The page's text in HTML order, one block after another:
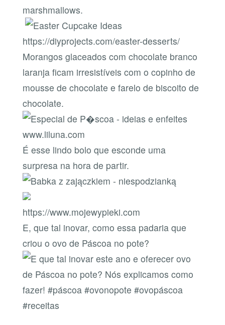
marshmallows.
https://diyprojects.com/easter-desserts/
Morangos glaceados com chocolate branco
laranja ficam irresistíveis com o copinho de
mousse de chocolate e farelo de biscoito de
chocolate.
www.liluna.com
É esse lindo bolo que esconde uma
surpresa na hora de partir.
https://www.mojewypieki.com
E, que tal inovar, como essa padaria que
criou o ovo de Páscoa no pote?